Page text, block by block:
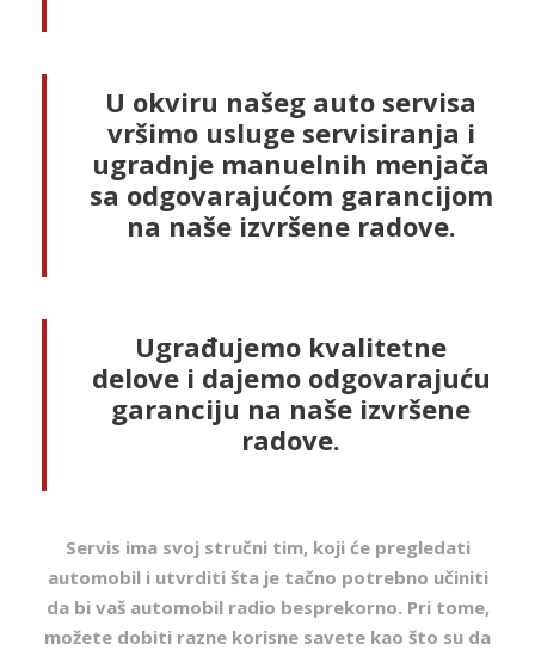
U okviru našeg auto servisa
vršimo usluge servisiranja i
ugradnje manuelnih menjača
sa odgovarajućom garancijom
na naše izvršene radove.
Ugrađujemo kvalitetne
delove i dajemo odgovarajuću
garanciju na naše izvršene
radove.
Servis ima svoj stručni tim, koji će pregledati
automobil i utvrditi šta je tačno potrebno učiniti
da bi vaš automobil radio besprekorno. Pri tome,
možete dobiti razne korisne savete kao što su da